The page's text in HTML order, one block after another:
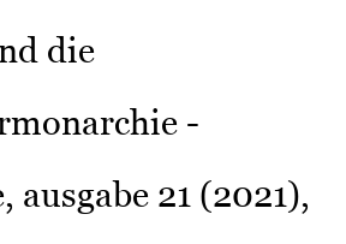
die
-
ausgabe 21 (2021),